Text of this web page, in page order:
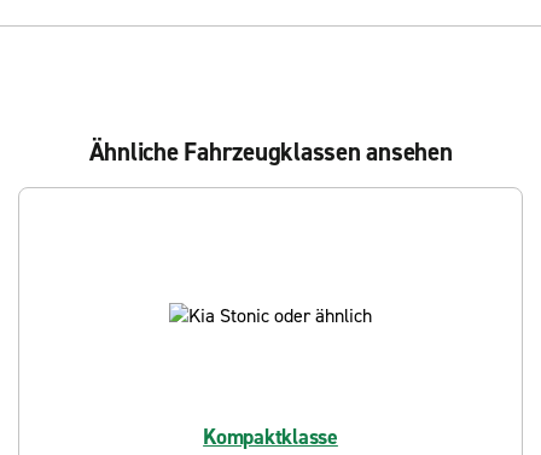
Ähnliche Fahrzeugklassen ansehen
Kompaktklasse